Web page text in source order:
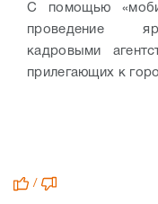
С помощью
проведение
кадровыми
прилегающих к
/